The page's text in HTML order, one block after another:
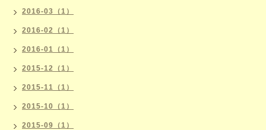
2016-03（1）
2016-02（1）
2016-01（1）
2015-12（1）
2015-11（1）
2015-10（1）
2015-09（1）